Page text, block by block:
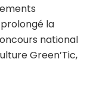
la
national
Green’Tic,